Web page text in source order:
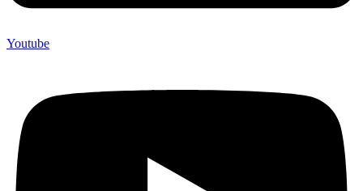
Youtube